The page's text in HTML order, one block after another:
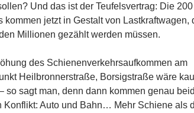
Und das ist der Teufelsvertrag: Die 200
kommen jetzt in Gestalt von Lastkraftwagen,
Millionen gezählt werden müssen.
des Schienenverkehrsaufkommen am
Heilbronnerstraße, Borsigstraße wäre
so sagt man, denn dann kommen genau
Konflikt: Auto und Bahn… Mehr Schiene als